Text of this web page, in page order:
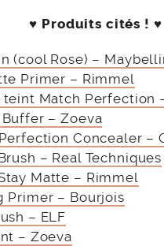
♥ Produits cités ! ♥
(cool Rose) –
Primer – Rimmel
teint Match Perfection
– Zoeva
Concealer –
– Real Techniques
Matte – Rimmel
Primer – Bourjois
– ELF
– Zoeva